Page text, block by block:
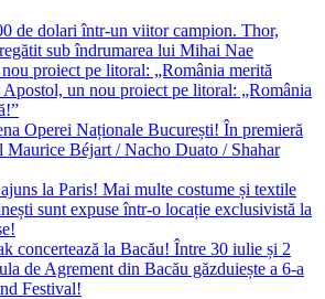
de dolari într-un viitor campion. Thor,
sub îndrumarea lui Mihai Nae
proiect pe litoral: „România merită
un nou proiect pe litoral: „România
Operei Naționale București! În premieră
Maurice Béjart / Nacho Duato / Shahar
la Paris! Mai multe costume și textile
sunt expuse într-o locație exclusivistă la
concertează la Bacău! Între 30 iulie și 2
de Agrement din Bacău găzduiește a 6-a
Festival!